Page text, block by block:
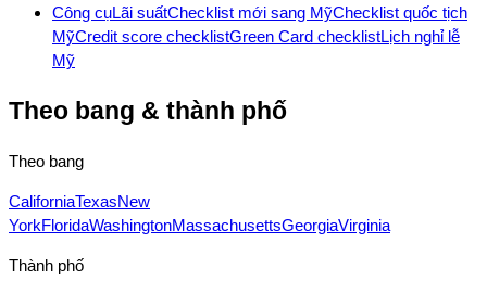
Công cụLãi suấtChecklist mới sang MỹChecklist quốc tịch
MỹCredit score checklistGreen Card checklistLịch nghỉ lễ
Mỹ
Theo bang & thành phố
Theo bang
CaliforniaTexasNew
YorkFloridaWashingtonMassachusettsGeorgiaVirginia
Thành phố